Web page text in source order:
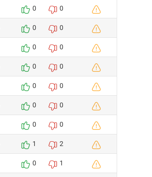
0 0
0 0
0 0
0 0
0 0
0 0
0 0
1 2
0 1